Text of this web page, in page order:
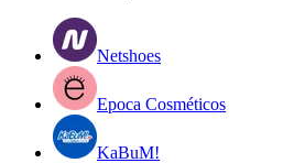
Netshoes
Epoca Cosméticos
KaBuM!